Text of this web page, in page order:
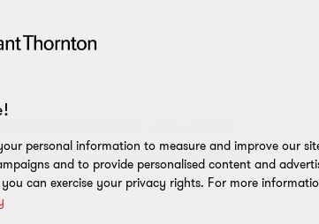
mis aitab
erinevate riikide
personal information to measure and improve our
and to provide personalised content and
can exercise your privacy rights. For more